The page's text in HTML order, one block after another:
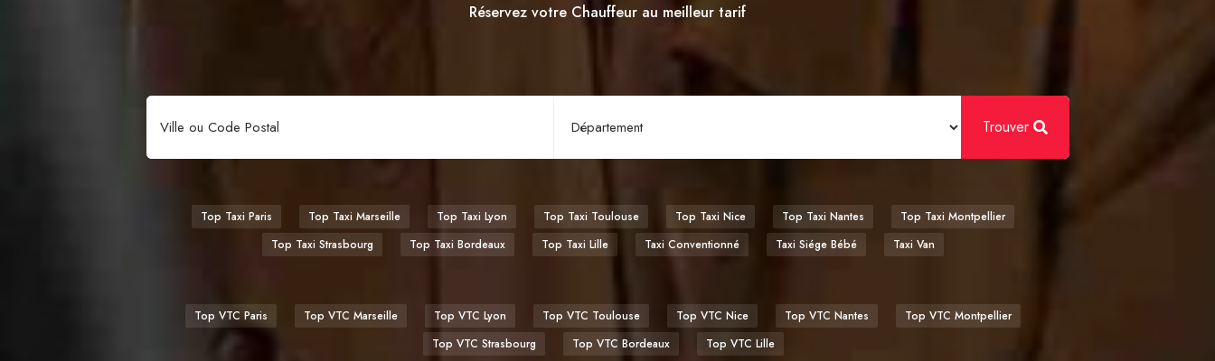
Réservez votre Chauffeur au meilleur tarif
Trouver
Top Taxi Paris Top Taxi Marseille Top Taxi Lyon Top Taxi Toulouse Top Taxi Nice Top Taxi Nantes
Top Taxi Montpellier
Top Taxi Strasbourg
Top Taxi Bordeaux Top Taxi Lille Taxi Conventionné Taxi Siége Bébé Taxi Van
Top VTC Paris Top VTC Marseille Top VTC Lyon Top VTC Toulouse Top VTC Nice Top VTC Nantes
Top VTC Montpellier
Top VTC Strasbourg
Top VTC Bordeaux Top VTC Lille